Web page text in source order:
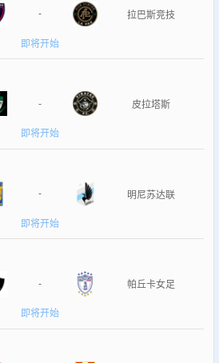
- 拉巴斯竞技
即将开始
- 皮拉塔斯
即将开始
- 明尼苏达联
即将开始
- 帕丘卡女足
即将开始